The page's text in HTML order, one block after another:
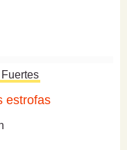
estrofas